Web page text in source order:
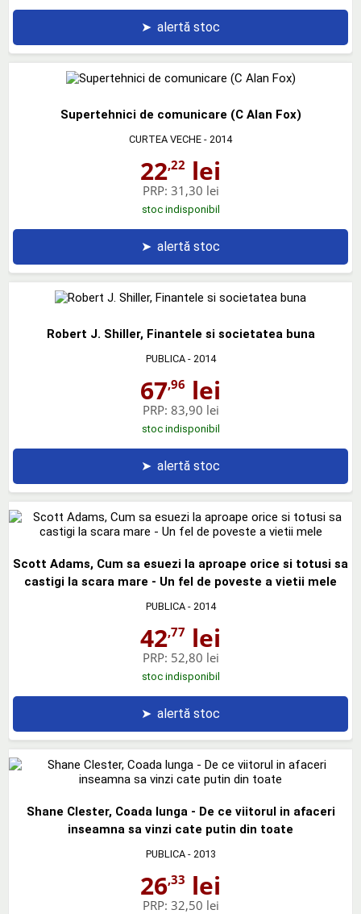
➤ alertă stoc
Supertehnici de comunicare (C Alan Fox)
CURTEA VECHE - 2014
22,22 lei
PRP: 31,30 lei
stoc indisponibil
➤ alertă stoc
Robert J. Shiller, Finantele si societatea buna
PUBLICA- 2014
67,96 lei
PRP: 83,90 lei
stoc indisponibil
➤ alertă stoc
Scott Adams, Cum sa esuezi la aproape orice si totusi sa
castigi la scara mare - Un fel de poveste a vietii mele
PUBLICA- 2014
42,77 lei
PRP: 52,80 lei
stoc indisponibil
➤ alertă stoc
Shane Clester, Coada lunga - De ce viitorul in afaceri
inseamna sa vinzi cate putin din toate
PUBLICA- 2013
26,33 lei
PRP: 32,50 lei